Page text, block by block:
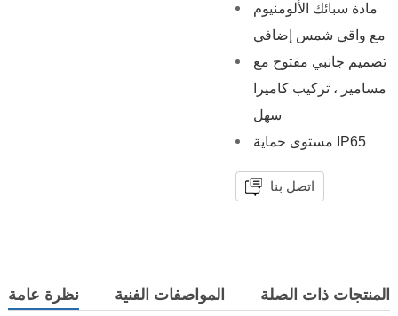
مادة سبائك الألومنيوم
مع واقي شمس إضافي
تصميم جانبي مفتوح مع
مسامير ، تركيب كاميرا
سهل
مستوى حماية IP65
اتصل بنا
نظرة عامة المواصفات الفنية المنتجات ذات الصلة